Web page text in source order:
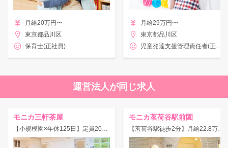
月給20万円〜
東京都品川区
保育士(正社員)
月給29万円〜
東京都品川区
児童発達支援管理責任者(正社員)
運営法人が同じ求人
モニカ三軒茶屋
【小規模園×年休125日】定員20名！残業少なめ＆休憩室あり◎しっかり休める職場です♪
モニカ茗荷谷駅前園
【茗荷谷駅徒歩2分】月給22.8万円以上◎休暇制度・福利厚生充実♪